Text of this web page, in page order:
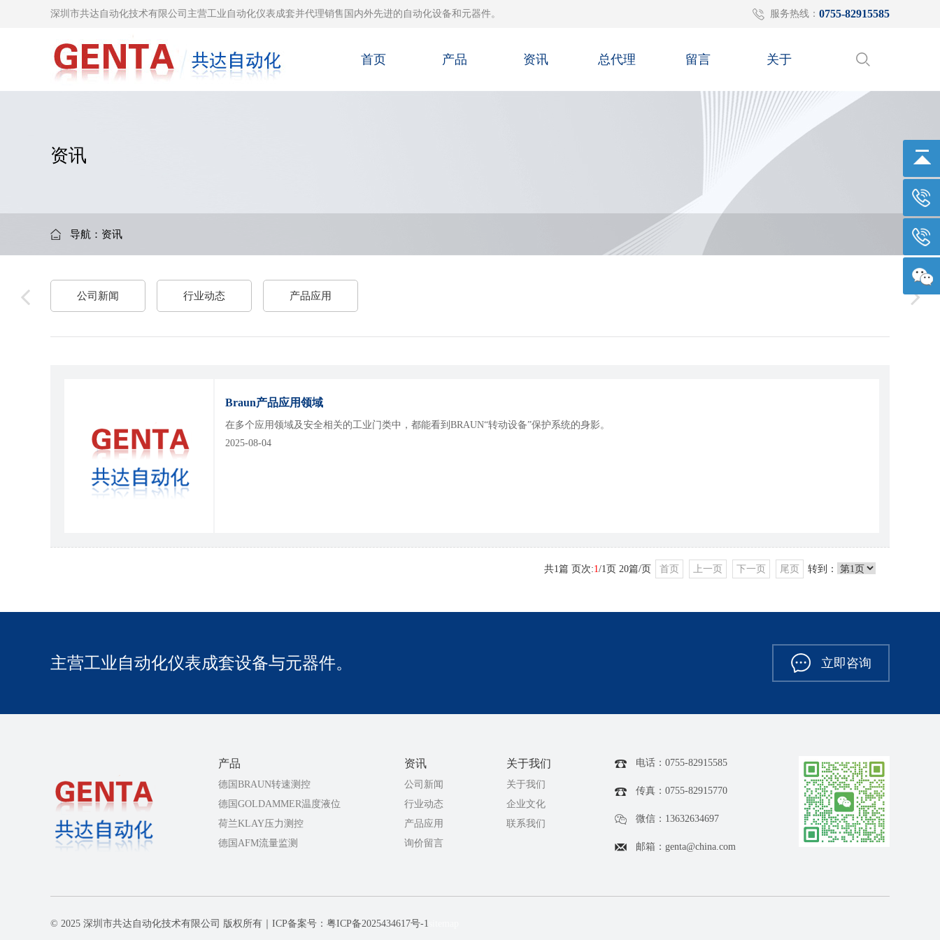
深圳市共达自动化技术有限公司主营工业自动化仪表成套并代理销售国内外先进的自动化设备和元器件。 服务热线： 0755-82915585
首页 产品 资讯 总代理 留言 关于
资讯
导航： 资讯
公司新闻 行业动态 产品应用
Braun产品应用领域
在多个应用领域及安全相关的工业门类中，都能看到BRAUN“转动设备”保护系统的身影。
2025-08-04
共1篇 页次:1/1页 20篇/页 首页 上一页 下一页 尾页 转到：
主营工业自动化仪表成套设备与元器件。 立即咨询
产品
德国BRAUN转速测控
德国GOLDAMMER温度液位
荷兰KLAY压力测控
德国AFM流量监测
资讯
公司新闻
行业动态
产品应用
询价留言
关于我们
关于我们
企业文化
联系我们
电话：0755-82915585
传真：0755-82915770
微信：13632634697
邮箱：genta@china.com
© 2025 深圳市共达自动化技术有限公司 版权所有｜ICP备案号： 粤ICP备2025434617号-1